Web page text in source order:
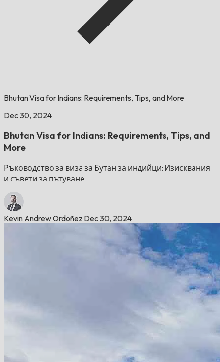
Bhutan Visa for Indians: Requirements, Tips, and More
Dec 30, 2024
Bhutan Visa for Indians: Requirements, Tips, and
More
Ръководство за виза за Бутан за индийци: Изисквания
и съвети за пътуване
Kevin Andrew Ordoñez Dec 30, 2024